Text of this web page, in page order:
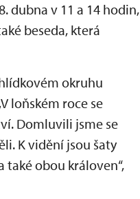
dubna v 11 a 14 hodin,
beseda, která
okruhu
loňském roce se
Domluvili jsme se
K vidění jsou šaty
také obou královen“,